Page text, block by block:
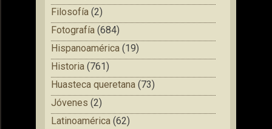
Filosofía (2)
Fotografía (684)
Hispanoamérica (19)
Historia (761)
Huasteca queretana (73)
Jóvenes (2)
Latinoamérica (62)